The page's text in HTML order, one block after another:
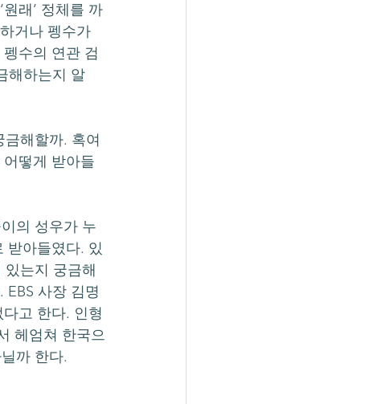
래’ 정체를 까
거나 펭수가
수의 연관 검
해하는지 알
떻게 받아들
받아들였다. 있
있는지 궁금해
사장 김명
고 한다. 인형
헤엄쳐 한국으
까 한다.